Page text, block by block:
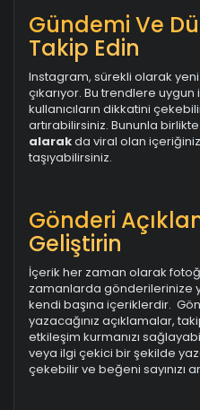
Gündemi Ve
Takip Edin
Instagram, sürekli olarak
çıkarıyor. Bu trendlere
kullanıcıların dikkatini
artırabilirsiniz. Bununla birlikte
alarakda viral olan
taşıyabilirsiniz.
Gönderi
Geliştirin
İçerik her zaman olarak
zamanlarda gönderilerinize
kendi başına içeriklerdir.
yazacağınız açıklamalar,
etkileşim kurmanızı
veya ilgi çekici bir şekilde
çekebilir ve beğeni sayınızı